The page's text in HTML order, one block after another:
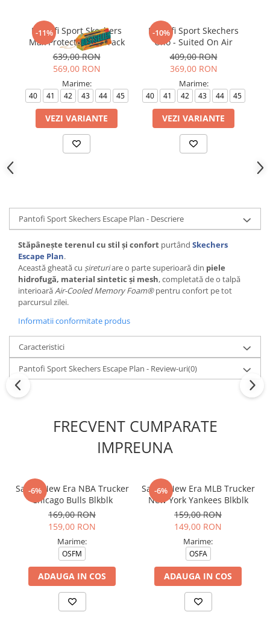
-11%
Pantofi Sport Skechers
Max Protect - Fast Track
639,00 RON
569,00 RON
Marime:
40 41 42 43 44 45
VEZI VARIANTE
-10%
Pantofi Sport Skechers
Uno - Suited On Air
409,00 RON
369,00 RON
Marime:
40 41 42 43 44 45
VEZI VARIANTE
Pantofi Sport Skechers Escape Plan - Descriere
Stăpânește terenul cu stil și confort purtând Skechers
Escape Plan.
Această gheată cu șireturiare o parte superioară din piele
hidrofugă, material sintetic și mesh, completată de o talpă
interioarăAir-Cooled Memory Foam®pentru confort pe tot
parcursul zilei.
Informatii conformitate produs
Caracteristici
Pantofi Sport Skechers Escape Plan - Review-uri(0)
FRECVENT CUMPARATE
IMPREUNA
-6%
Sapca New Era NBA Trucker
Chicago Bulls Blkblk
169,00 RON
159,00 RON
Marime:
OSFM
ADAUGA IN COS
-6%
Sapca New Era MLB Trucker
New York Yankees Blkblk
159,00 RON
149,00 RON
Marime:
OSFA
ADAUGA IN COS